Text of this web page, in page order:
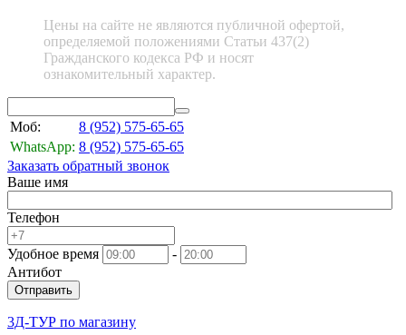
Цены на сайте не являются публичной офертой,
определяемой положениями Статьи 437(2)
Гражданского кодекса РФ и носят
ознакомительный характер.
Моб: 8 (952) 575-65-65
WhatsApp: 8 (952) 575-65-65
Заказать обратный звонок
Ваше имя
Телефон
Удобное время
-
Антибот
Отправить
3Д-ТУР по магазину